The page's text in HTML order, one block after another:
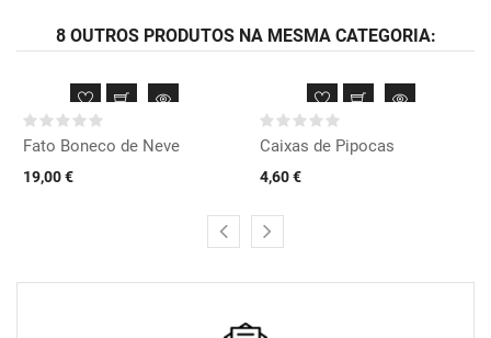
8 OUTROS PRODUTOS NA MESMA CATEGORIA:
Fato Boneco de Neve
19,00 €
Caixas de Pipocas
4,60 €